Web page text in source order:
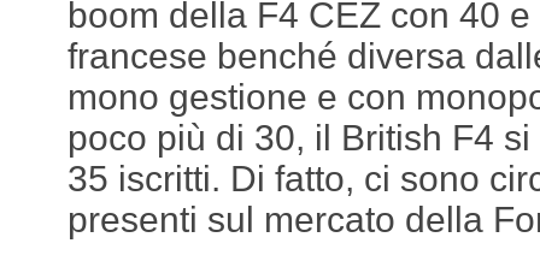
boom della F4 CEZ con 40
francese benché diversa
mono gestione e con
poco più di 30, il British F4
35 iscritti. Di fatto, ci sono
presenti sul mercato della